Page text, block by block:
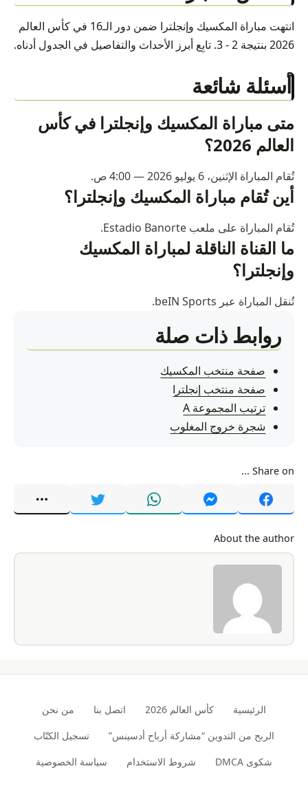
انتهت مباراة المكسيك وإنجلترا ضمن دور الـ16 في كأس العالم
2026 بنتيجة 2 - 3. تابِع أبرز الأحداث والتفاصيل في الجدول أدناه.
أسئلة شائعة
متى مباراة المكسيك وإنجلترا في كأس
العالم 2026؟
تُقام المباراة الإثنين، 6 يوليو 2026 — 4:00 ص.
أين تُقام مباراة المكسيك وإنجلترا؟
تُقام المباراة على ملعب Estadio Banorte.
ما القناة الناقلة لمباراة المكسيك
وإنجلترا؟
تُنقل المباراة عبر beIN Sports.
روابط ذات صلة
صفحة منتخب المكسيك
صفحة منتخب إنجلترا
ترتيب المجموعة A
شجرة خروج المغلوب
Share on ...
About the author
الرئيسية كأس العالم 2026 اتصل بنا
من نحن
الربح من التدوين “مشاركة أرباح أدسينس”
تسجيل الكتّاب
شكوى DMCA
شروط الاستخدام سياسة الخصوصية